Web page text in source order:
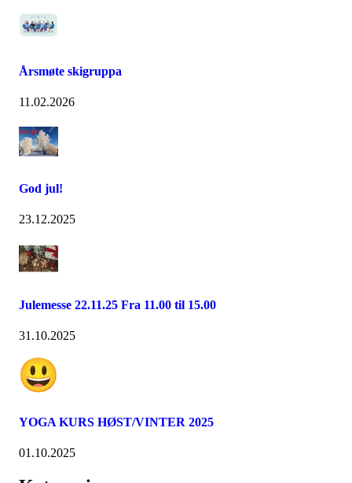
Årsmøte skigruppa
11.02.2026
God jul!
23.12.2025
Julemesse 22.11.25 Fra 11.00 til 15.00
31.10.2025
YOGA KURS HØST/VINTER 2025
01.10.2025